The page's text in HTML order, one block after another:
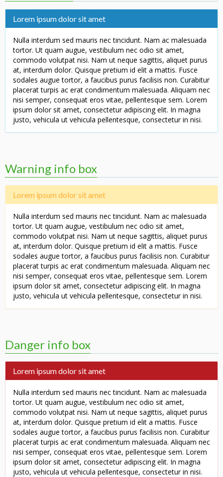
Lorem ipsum dolor sit amet
Nulla interdum sed mauris nec tincidunt. Nam ac malesuada
tortor. Ut quam augue, vestibulum nec odio sit amet,
commodo volutpat nisi. Nam ut neque sagittis, aliquet purus
at, interdum dolor. Quisque pretium id elit a mattis. Fusce
sodales augue tortor, a faucibus purus facilisis non. Curabitur
placerat turpis ac erat condimentum malesuada. Aliquam nec
nisi semper, consequat eros vitae, pellentesque sem. Lorem
ipsum dolor sit amet, consectetur adipiscing elit. In magna
justo, vehicula ut vehicula pellentesque, consectetur in nisi.
Warning info box
Lorem ipsum dolor sit amet
Nulla interdum sed mauris nec tincidunt. Nam ac malesuada
tortor. Ut quam augue, vestibulum nec odio sit amet,
commodo volutpat nisi. Nam ut neque sagittis, aliquet purus
at, interdum dolor. Quisque pretium id elit a mattis. Fusce
sodales augue tortor, a faucibus purus facilisis non. Curabitur
placerat turpis ac erat condimentum malesuada. Aliquam nec
nisi semper, consequat eros vitae, pellentesque sem. Lorem
ipsum dolor sit amet, consectetur adipiscing elit. In magna
justo, vehicula ut vehicula pellentesque, consectetur in nisi.
Danger info box
Lorem ipsum dolor sit amet
Nulla interdum sed mauris nec tincidunt. Nam ac malesuada
tortor. Ut quam augue, vestibulum nec odio sit amet,
commodo volutpat nisi. Nam ut neque sagittis, aliquet purus
at, interdum dolor. Quisque pretium id elit a mattis. Fusce
sodales augue tortor, a faucibus purus facilisis non. Curabitur
placerat turpis ac erat condimentum malesuada. Aliquam nec
nisi semper, consequat eros vitae, pellentesque sem. Lorem
ipsum dolor sit amet, consectetur adipiscing elit. In magna
justo, vehicula ut vehicula pellentesque, consectetur in nisi.